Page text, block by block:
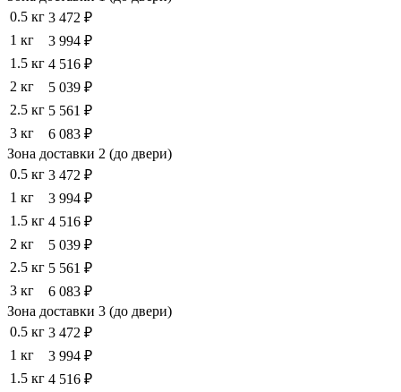
0.5 кг 3 472 ₽
1 кг
3 994 ₽
1.5 кг 4 516 ₽
2 кг
5 039 ₽
2.5 кг 5 561 ₽
3 кг
6 083 ₽
Зона доставки 2 (до двери)
0.5 кг 3 472 ₽
1 кг
3 994 ₽
1.5 кг 4 516 ₽
2 кг
5 039 ₽
2.5 кг 5 561 ₽
3 кг
6 083 ₽
Зона доставки 3 (до двери)
0.5 кг 3 472 ₽
1 кг
3 994 ₽
1.5 кг 4 516 ₽